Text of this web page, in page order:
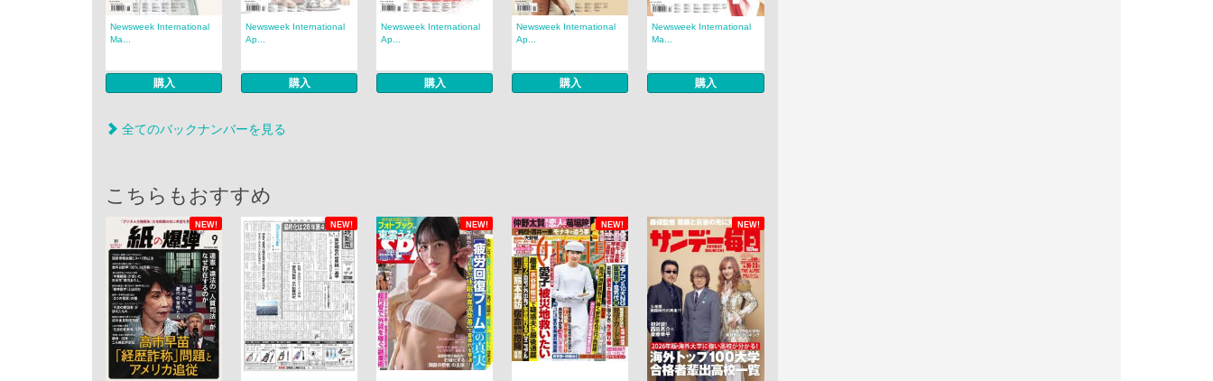
Newsweek International
Ma...
購入
Newsweek International
Ap...
購入
Newsweek International
Ap...
購入
Newsweek International
Ap...
購入
Newsweek International
Ma...
購入
全てのバックナンバーを見る
こちらもおすすめ
NEW! NEW! NEW! NEW! NEW!